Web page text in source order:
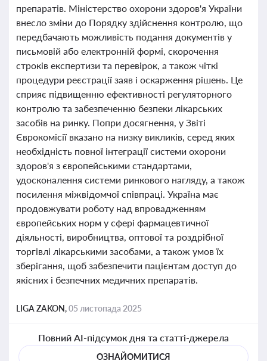
препаратів. Міністерство охорони здоров'я України
внесло зміни до Порядку здійснення контролю, що
передбачають можливість подання документів у
письмовій або електронній формі, скорочення
строків експертизи та перевірок, а також чіткі
процедури реєстрації заяв і оскарження рішень. Це
сприяє підвищенню ефективності регуляторного
контролю та забезпеченню безпеки лікарських
засобів на ринку. Попри досягнення, у Звіті
Єврокомісії вказано на низку викликів, серед яких
необхідність повної інтеграції системи охорони
здоров'я з європейськими стандартами,
удосконалення системи ринкового нагляду, а також
посилення міжвідомчої співпраці. Україна має
продовжувати роботу над впровадженням
європейських норм у сфері фармацевтичної
діяльності, виробництва, оптової та роздрібної
торгівлі лікарськими засобами, а також умов їх
зберігання, щоб забезпечити пацієнтам доступ до
якісних і безпечних медичних препаратів.
LIGA ZAKON,05 листопада 2025
Повний AI-підсумок дня та статті-джерела
ОЗНАЙОМИТИСЯ